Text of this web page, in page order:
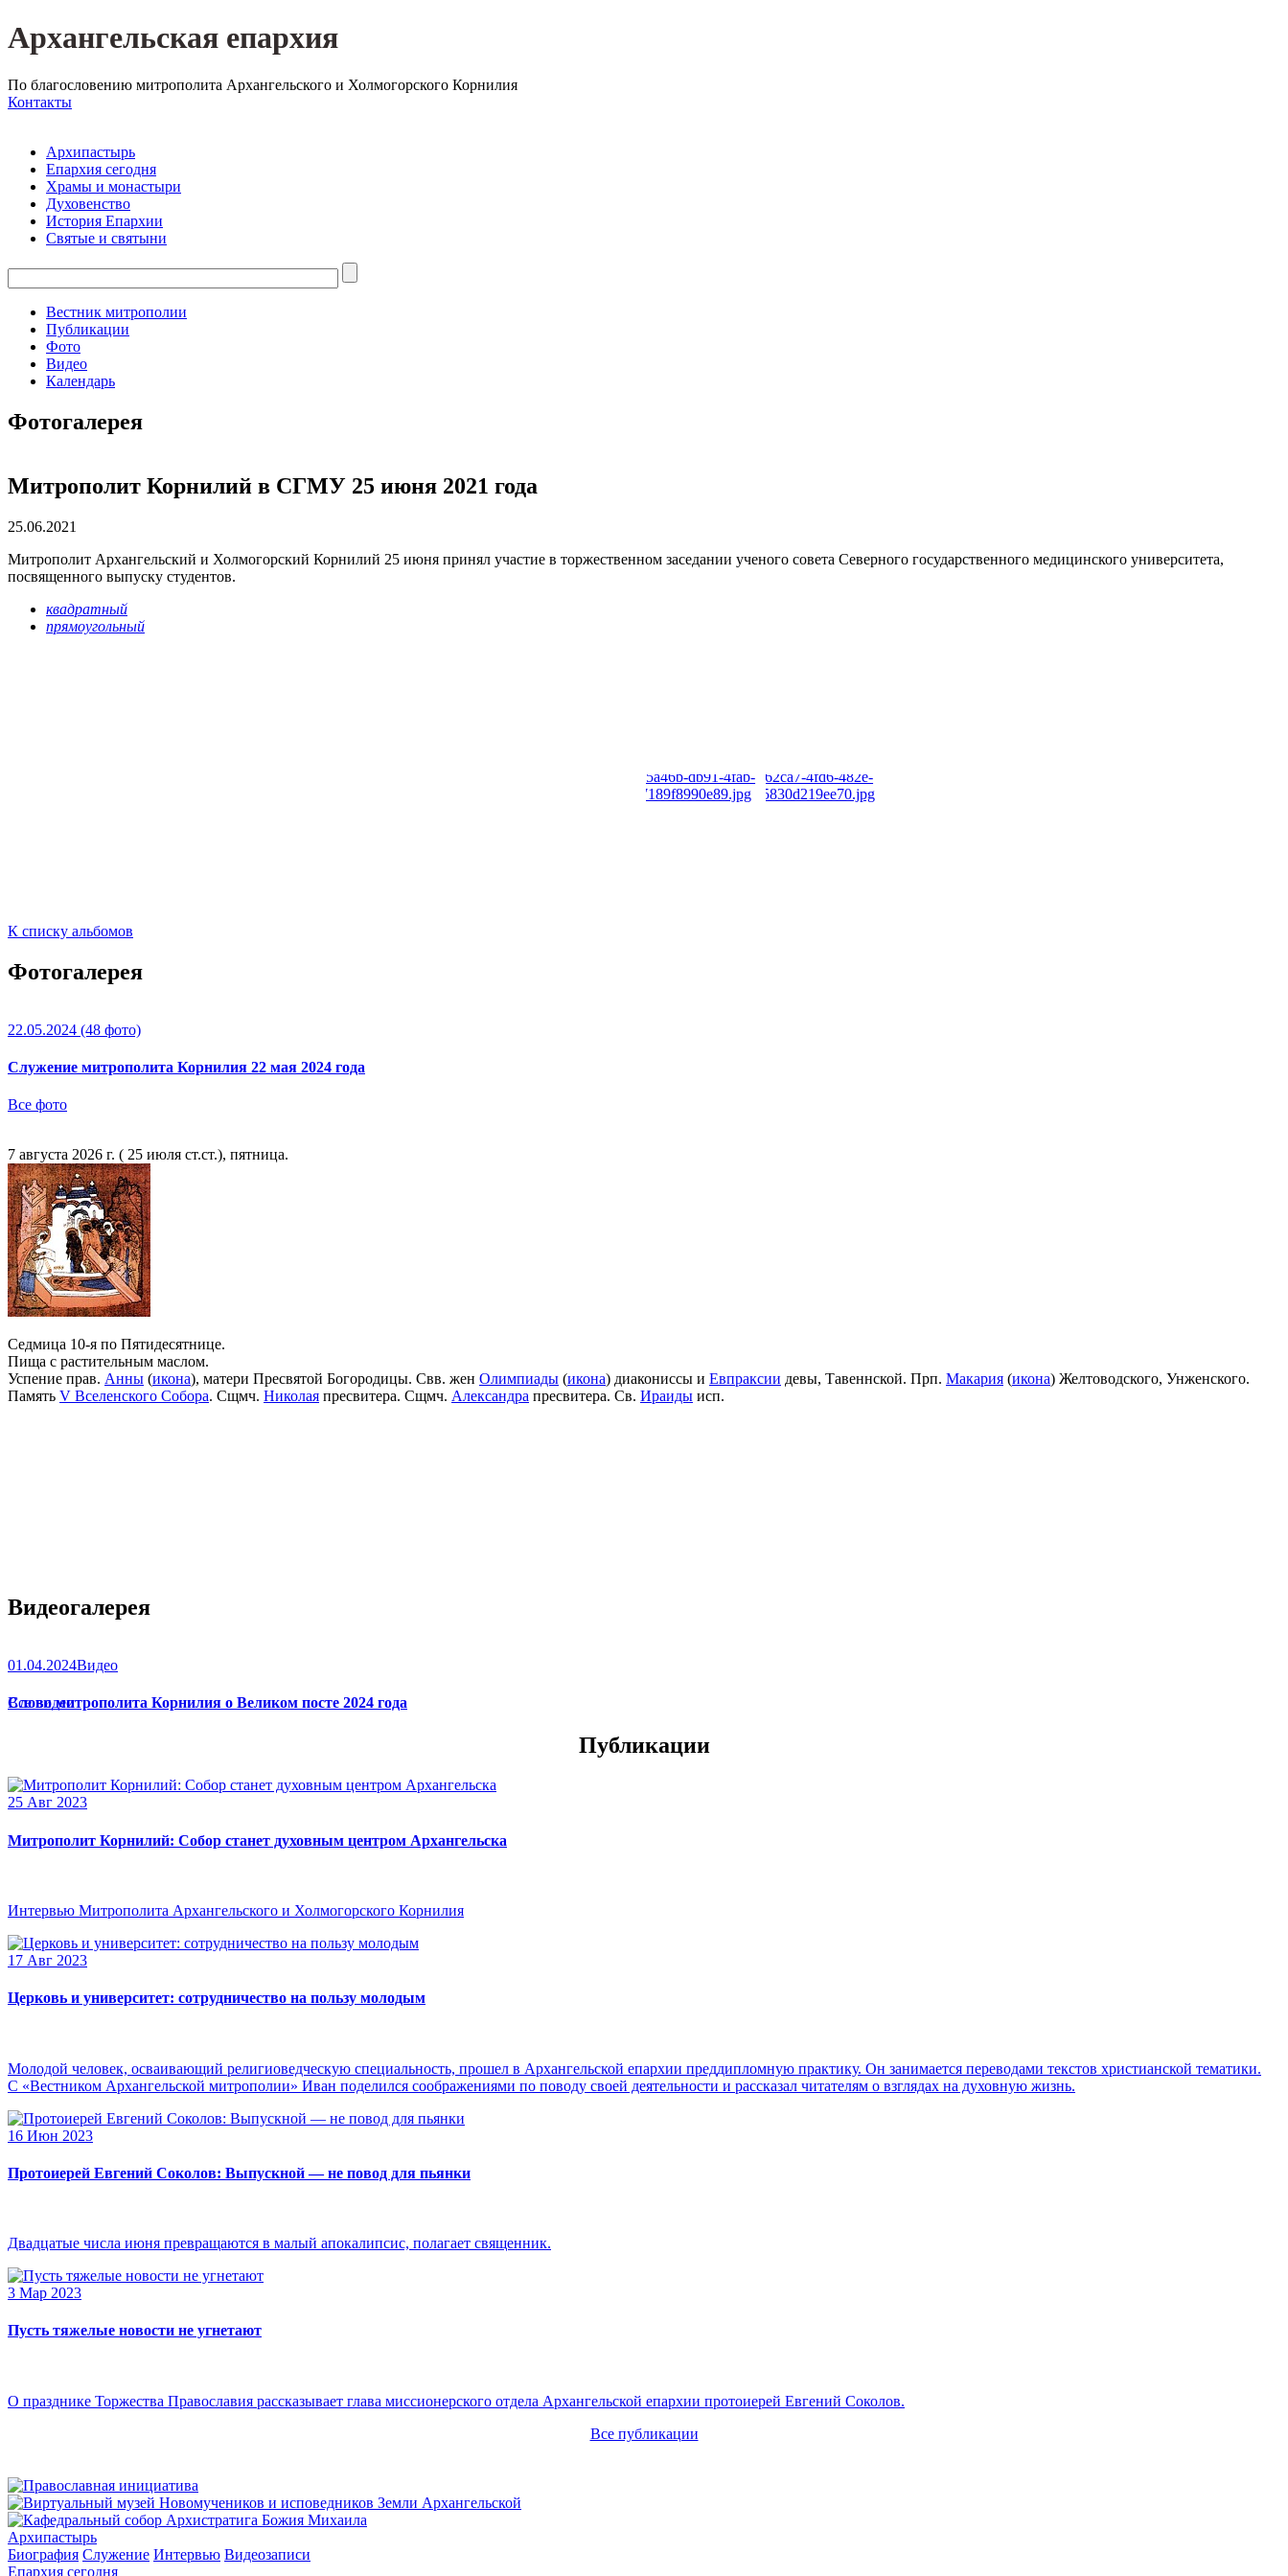
Архангельская епархия
По благословению митрополита Архангельского и Холмогорского Корнилия
Контакты
Архипастырь
Епархия сегодня
Храмы и монастыри
Духовенство
История Епархии
Святые и святыни
Вестник митрополии
Публикации
Фото
Видео
Календарь
Фотогалерея
Митрополит Корнилий в СГМУ 25 июня 2021 года
25.06.2021
Митрополит Архангельский и Холмогорский Корнилий 25 июня принял участие в торжественном заседании ученого совета Северного государственного медицинского университета,
посвященного выпуску студентов.
квадратный
прямоугольный
К списку альбомов
Фотогалерея
22.05.2024 (48 фото)
Служение митрополита Корнилия 22 мая 2024 года
Все фото
7 августа 2026 г. ( 25 июля ст.ст.), пятница.
Седмица 10-я по Пятидесятнице.
Пища с растительным маслом.
Успение прав. Анны (икона), матери Пресвятой Богородицы. Свв. жен Олимпиады (икона) диакониссы и Евпраксии девы, Тавеннской. Прп. Макария (икона) Желтоводского, Унженского.
Память V Вселенского Собора. Сщмч. Николая пресвитера. Сщмч. Александра пресвитера. Св. Ираиды исп.
Видеогалерея
01.04.2024Видео
Слово митрополита Корнилия о Великом посте 2024 года
Все видео
Публикации
25 Авг 2023
Митрополит Корнилий: Собор станет духовным центром Архангельска
Интервью Митрополита Архангельского и Холмогорского Корнилия
17 Авг 2023
Церковь и университет: сотрудничество на пользу молодым
Молодой человек, осваивающий религиоведческую специальность, прошел в Архангельской епархии преддипломную практику. Он занимается переводами текстов христианской тематики.
С «Вестником Архангельской митрополии» Иван поделился соображениями по поводу своей деятельности и рассказал читателям о взглядах на духовную жизнь.
16 Июн 2023
Протоиерей Евгений Соколов: Выпускной — не повод для пьянки
Двадцатые числа июня превращаются в малый апокалипсис, полагает священник.
3 Мар 2023
Пусть тяжелые новости не угнетают
О празднике Торжества Православия рассказывает глава миссионерского отдела Архангельской епархии протоиерей Евгений Соколов.
Все публикации
Архипастырь
Биография Служение Интервью Видеозаписи
Епархия сегодня